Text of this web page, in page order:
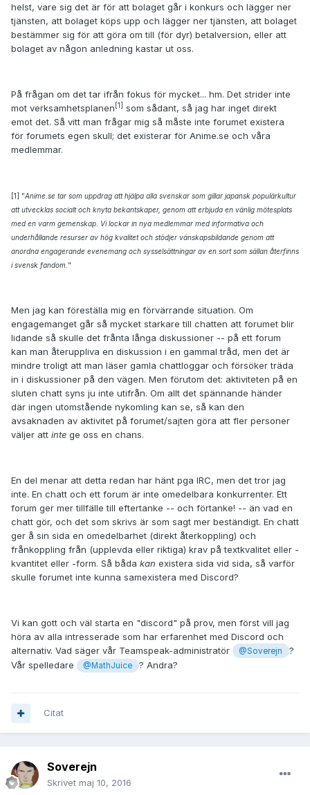
helst, vare sig det är för att bolaget går i konkurs och lägger ner
tjänsten, att bolaget köps upp och lägger ner tjänsten, att bolaget
bestämmer sig för att göra om till (för dyr) betalversion, eller att
bolaget av någon anledning kastar ut oss.
På frågan om det tar ifrån fokus för mycket... hm. Det strider inte
mot verksamhetsplanen [1]
som sådant, så jag har inget direkt
emot det. Så vitt man frågar mig så måste inte forumet existera
för forumets egen skull; det existerar för Anime.se och våra
medlemmar.
[1] "Anime.se tar som uppdrag att hjälpa alla svenskar som gillar japansk populärkultur
att utvecklas socialt och knyta bekantskaper, genom att erbjuda en vänlig mötesplats
med en varm gemenskap. Vi lockar in nya medlemmar med informativa och
underhållande resurser av hög kvalitet och stödjer vänskapsbildande genom att
anordna engagerande evenemang och sysselsättningar av en sort som sällan återfinns
i svensk fandom. "
Men jag kan föreställa mig en förvärrande situation. Om
engagemanget går så mycket starkare till chatten att forumet blir
lidande så skulle det frånta långa diskussioner -- på ett forum
kan man återuppliva en diskussion i en gammal tråd, men det är
mindre troligt att man läser gamla chattloggar och försöker träda
in i diskussioner på den vägen. Men förutom det: aktiviteten på en
sluten chatt syns ju inte utifrån. Om allt det spännande händer
där ingen utomstående nykomling kan se, så kan den
avsaknaden av aktivitet på forumet/sajten göra att fler personer
väljer att inte ge oss en chans.
En del menar att detta redan har hänt pga IRC, men det tror jag
inte. En chatt och ett forum är inte omedelbara konkurrenter. Ett
forum ger mer tillfälle till eftertanke -- och förtanke! -- än vad en
chatt gör, och det som skrivs är som sagt mer beständigt. En chatt
ger å sin sida en omedelbarhet (direkt återkoppling) och
frånkoppling från (upplevda eller riktiga) krav på textkvalitet eller -
kvantitet eller -form. Så båda kan existera sida vid sida, så varför
skulle forumet inte kunna samexistera med Discord?
Vi kan gott och väl starta en "discord" på prov, men först vill jag
höra av alla intresserade som har erfarenhet med Discord och
alternativ. Vad säger vår Teamspeak-administratör
@Soverejn
?
Vår spelledare
@MathJuice ? Andra?
Citat
Soverejn
Skrivet maj 10, 2016